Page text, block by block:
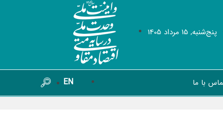
پنج‌شنبه, 15 مرداد 1405
با ما EN